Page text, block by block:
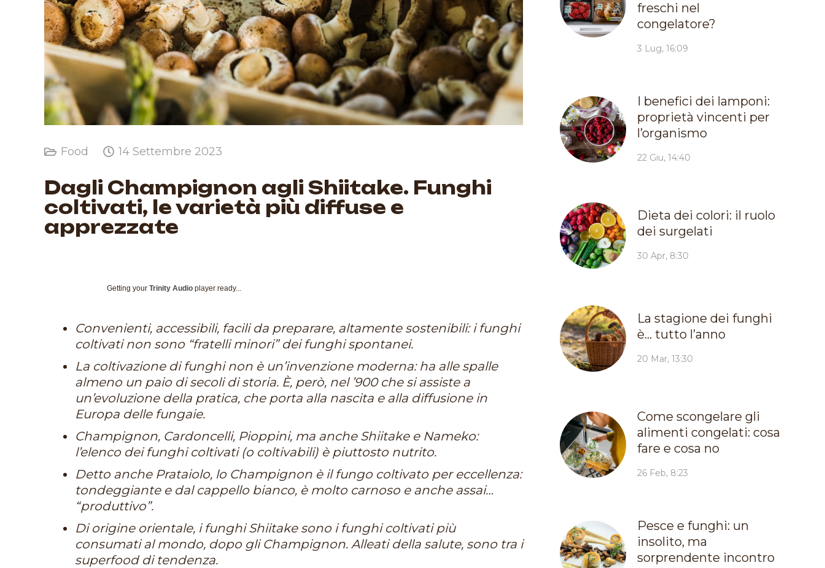
Food 14 Settembre 2023
Dagli Champignon agli Shiitake. Funghi
coltivati, le varietà più diffuse e
apprezzate
Getting your Trinity Audio player ready...
Convenienti, accessibili, facili da preparare, altamente sostenibili: i funghi
coltivati non sono “fratelli minori” dei funghi spontanei.
La coltivazione di funghi non è un’invenzione moderna: ha alle spalle
almeno un paio di secoli di storia. È, però, nel ’900 che si assiste a
un’evoluzione della pratica, che porta alla nascita e alla diffusione in
Europa delle fungaie.
Champignon, Cardoncelli, Pioppini, ma anche Shiitake e Nameko:
l’elenco dei funghi coltivati (o coltivabili) è piuttosto nutrito.
Detto anche Prataiolo, lo Champignon è il fungo coltivato per eccellenza:
tondeggiante e dal cappello bianco, è molto carnoso e anche assai…
“produttivo”.
Di origine orientale, i funghi Shiitake sono i funghi coltivati più
consumati al mondo, dopo gli Champignon. Alleati della salute, sono tra i
superfood di tendenza.
freschi nel
congelatore?
3 Lug, 16:09
I benefici dei lamponi:
proprietà vincenti per
l’organismo
22 Giu, 14:40
Dieta dei colori: il ruolo
dei surgelati
30 Apr, 8:30
La stagione dei funghi
è… tutto l’anno
20 Mar, 13:30
Come scongelare gli
alimenti congelati: cosa
fare e cosa no
26 Feb, 8:23
Pesce e funghi: un
insolito, ma
sorprendente incontro